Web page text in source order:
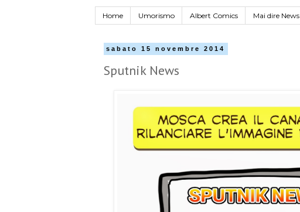
Home Umorismo Albert Comics Mai dire News
sabato 15 novembre 2014
Sputnik News